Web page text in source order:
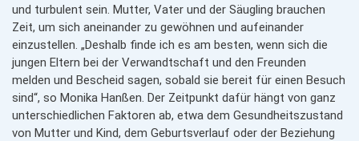
und turbulent sein. Mutter, Vater und der Säugling brauchen
Zeit, um sich aneinander zu gewöhnen und aufeinander
einzustellen. „Deshalb finde ich es am besten, wenn sich die
jungen Eltern bei der Verwandtschaft und den Freunden
melden und Bescheid sagen, sobald sie bereit für einen Besuch
sind“, so Monika Hanßen. Der Zeitpunkt dafür hängt von ganz
unterschiedlichen Faktoren ab, etwa dem Gesundheitszustand
von Mutter und Kind, dem Geburtsverlauf oder der Beziehung